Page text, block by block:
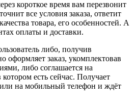
короткое время вам перезвонит
все условия заказа, ответит
товара, его особенностей. А
оплаты и доставки.
либо, получив
оформляет заказ, укомплектовав
либо соглашается на
есть сейчас. Получает
на мобильный телефон и ждёт